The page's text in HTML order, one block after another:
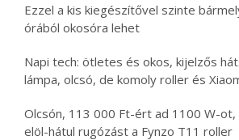
Ezzel a kis kiegészítővel szinte
órából okosóra lehet
Napi tech: ötletes és okos, kijelzős
lámpa, olcsó, de komoly roller és
Olcsón, 113 000 Ft-ért ad 1100 W-
elöl-hátul rugózást a Fynzo T11 roller